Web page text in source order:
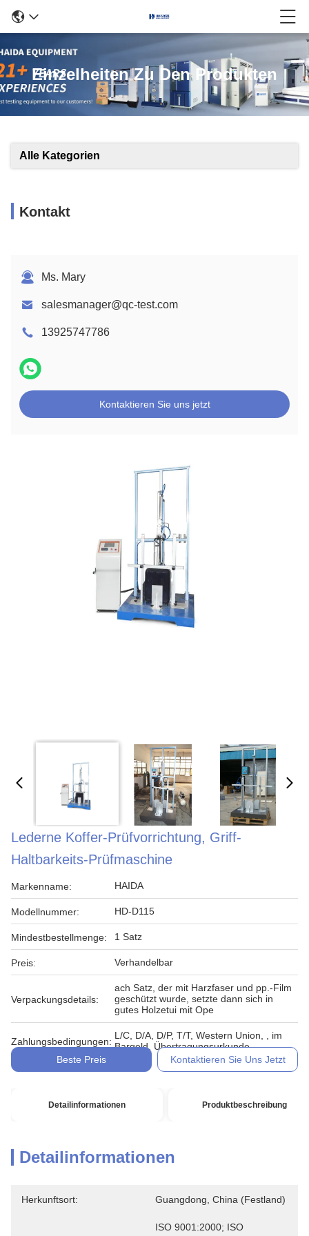
Einzelheiten Zu Den Produkten
Alle Kategorien
Kontakt
Ms. Mary
salesmanager@qc-test.com
13925747786
Kontaktieren Sie uns jetzt
Lederne Koffer-Prüfvorrichtung, Griff-
Haltbarkeits-Prüfmaschine
Markenname: HAIDA
Modellnummer: HD-D115
Mindestbestellmenge: 1 Satz
Preis: Verhandelbar
Verpackungsdetails:
ach Satz, der mit Harzfaser und pp.-Film
geschützt wurde, setzte dann sich in
gutes Holzetui mit Ope
Zahlungsbedingungen:
L/C, D/A, D/P, T/T, Western Union, , im
Bargeld, Übertragungsurkunde
Beste Preis
Kontaktieren Sie Uns Jetzt
Detailinformationen Produktbeschreibung
Detailinformationen
Herkunftsort: Guangdong, China (Festland)
ISO 9001:2000; ISO